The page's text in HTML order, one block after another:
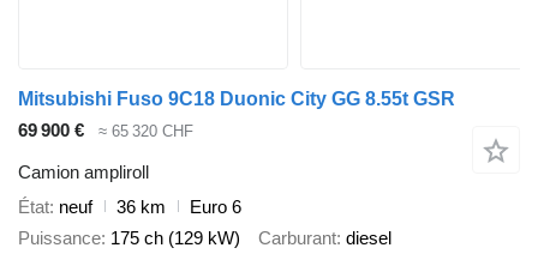
Mitsubishi Fuso 9C18 Duonic City GG 8.55t GSR
69 900 €
≈ 65 320 CHF
Camion ampliroll
État neuf 36 km
Euro 6
Puissance 175 ch (129 kW) Carburant diesel